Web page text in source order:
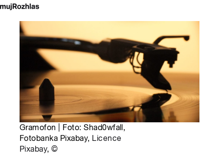
Gramofon | Foto: Shad0wfall,
Fotobanka Pixabay, Licence
Pixabay,©